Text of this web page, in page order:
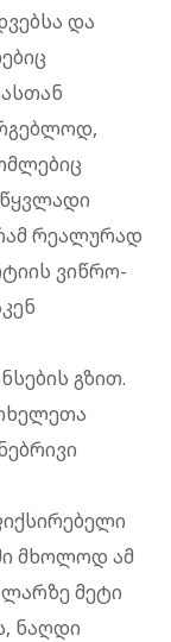
და
რეალურად
ვიწრო-
გზით.
მხოლოდ ამ
მეტი
ნაღდი